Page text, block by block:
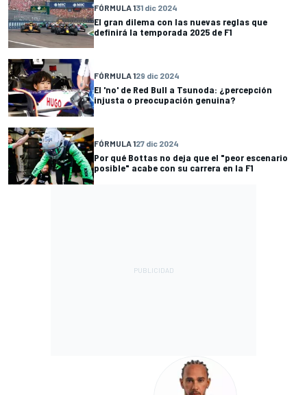
FÓRMULA 131 dic 2024
El gran dilema con las nuevas reglas que
definirá la temporada 2025 de F1
FÓRMULA 129 dic 2024
El 'no' de Red Bull a Tsunoda: ¿percepción
injusta o preocupación genuina?
FÓRMULA 127 dic 2024
Por qué Bottas no deja que el "peor escenario
posible" acabe con su carrera en la F1